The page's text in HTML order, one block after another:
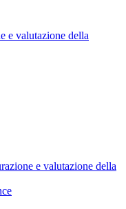
e valutazione della
e valutazione della